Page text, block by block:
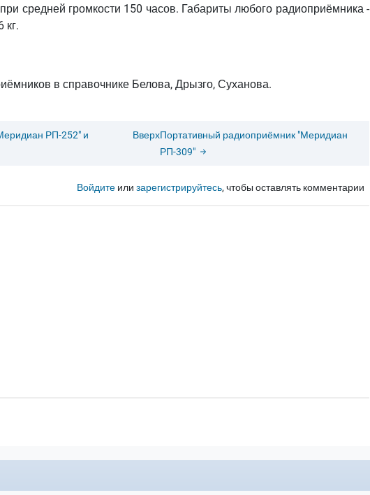
средней громкости 150 часов. Габариты любого радиоприёмника -
кг.
в справочнике Белова, Дрызго, Суханова.
РП-252" и
ВверхПортативный радиоприёмник "Меридиан
РП-309"
Войдитеили зарегистрируйтесь, чтобы оставлять комментарии